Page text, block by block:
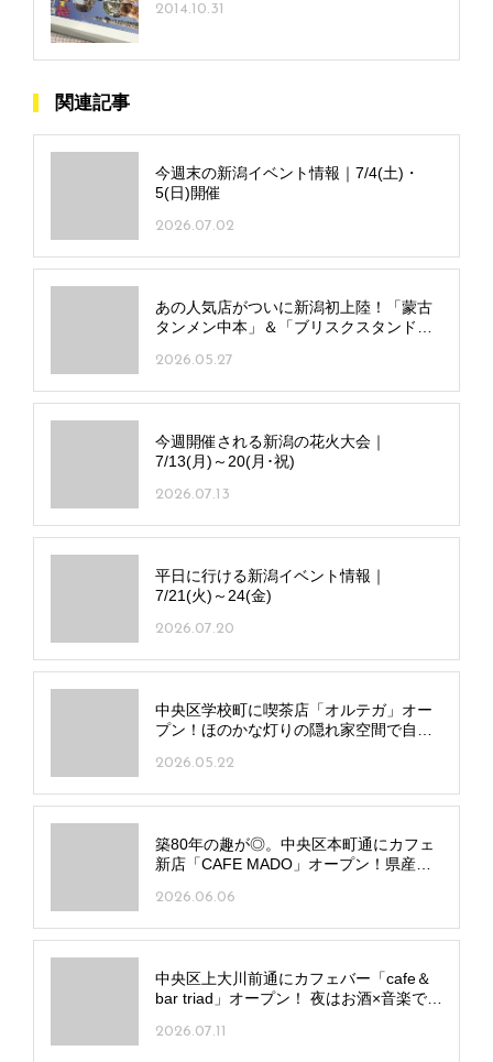
2014.10.31
関連記事
今週末の新潟イベント情報｜7/4(土)・
5(日)開催
2026.07.02
あの人気店がついに新潟初上陸！「蒙古
タンメン中本」＆「ブリスクスタンド」
2026.05.27
今週開催される新潟の花火大会｜
7/13(月)～20(月･祝)
2026.07.13
平日に行ける新潟イベント情報｜
7/21(火)～24(金)
2026.07.20
中央区学校町に喫茶店「オルテガ」オー
プン！ほのかな灯りの隠れ家空間で自慢
2026.05.22
築80年の趣が◎。中央区本町通にカフェ
新店「CAFE MADO」オープン！県産食
2026.06.06
中央区上大川前通にカフェバー「cafe＆
bar triad」オープン！ 夜はお酒×音楽で贅
2026.07.11